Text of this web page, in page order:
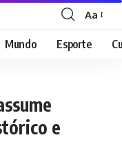
Font
Resizer
Aa
Mundo Esporte
e